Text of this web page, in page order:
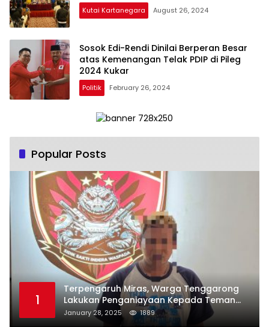
Kutai Kartanegara August 26, 2024
Sosok Edi-Rendi Dinilai Berperan Besar
atas Kemenangan Telak PDIP di Pileg
2024 Kukar
Politik February 26, 2024
Popular Posts
1
Terpengaruh Miras, Warga Tenggarong
Lakukan Penganiayaan Kepada Teman
Sendiri
January 28, 2025 1889